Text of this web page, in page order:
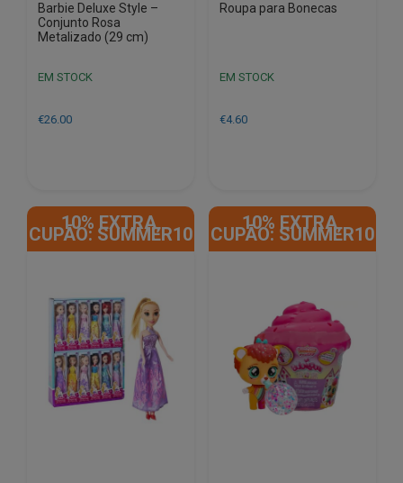
Barbie Deluxe Style –
Conjunto Rosa
Metalizado (29 cm)
EM STOCK
€26.00
Roupa para Bonecas
EM STOCK
€4.60
10% EXTRA,
CUPÃO: SUMMER10
10% EXTRA,
CUPÃO: SUMMER10